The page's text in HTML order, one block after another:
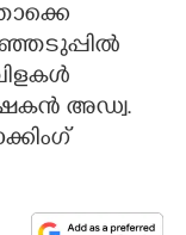
അഡ്വ.